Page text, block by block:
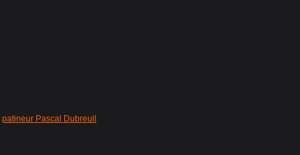
patineur Pascal Dubreuil